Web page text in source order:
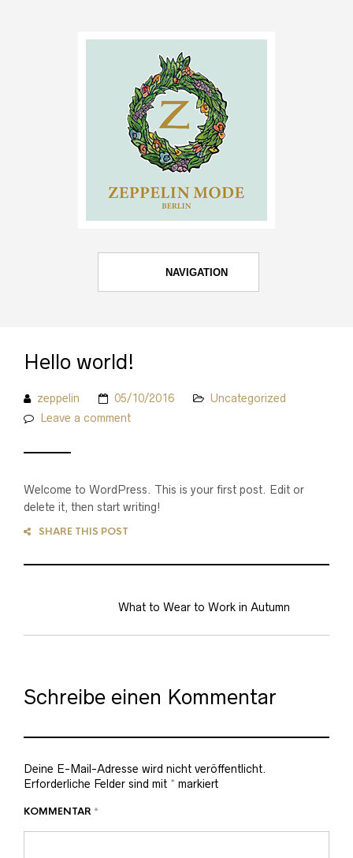
NAVIGATION
Hello world!
zeppelin 05/10/2016
Uncategorized
Leave a comment
Welcome to WordPress. This is your first post. Edit or
delete it, then start writing!
SHARE THIS POST
What to Wear to Work in Autumn
Schreibe einen Kommentar
Deine E-Mail-Adresse wird nicht veröffentlicht.
Erforderliche Felder sind mit * markiert
KOMMENTAR*